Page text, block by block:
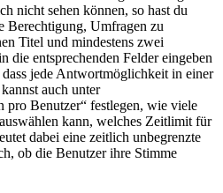
nicht sehen können, so hast du
Berechtigung, Umfragen zu
Titel und mindestens zwei
die entsprechenden Felder eingeben
jede Antwortmöglichkeit in einer
auch unter
pro Benutzer“ festlegen, wie viele
kann, welches Zeitlimit für
dabei eine zeitlich unbegrenzte
ob die Benutzer ihre Stimme